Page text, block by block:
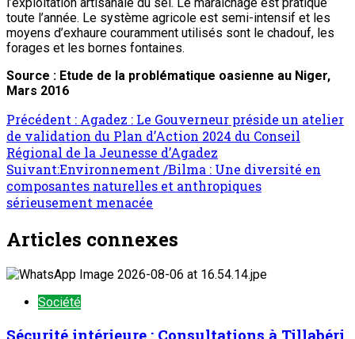
toute l’année. Le système agricole est semi-intensif et les
moyens d’exhaure couramment utilisés sont le chadouf, les
forages et les bornes fontaines.
Source : Etude de la problématique oasienne au Niger,
Mars 2016
Précédent : Agadez : Le Gouverneur préside un atelier
de validation du Plan d’Action 2024 du Conseil
Régional de la Jeunesse d’Agadez
Suivant:Environnement /Bilma : Une diversité en
composantes naturelles et anthropiques
sérieusement menacée
Articles connexes
Société
Sécurité intérieure : Consultations à Tillabéri